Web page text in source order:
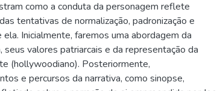
como a conduta da personagem reflete
tentativas de normalização, padronização e
Inicialmente, faremos uma abordagem da
seus valores patriarcais e da representação da
(hollywoodiano). Posteriormente,
e percursos da narrativa, como sinopse,